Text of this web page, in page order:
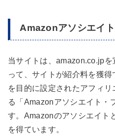
Amazonアソシエイ
当サイトは、amazon.co.jp
って、サイトが紹介料を獲
を目的に設定されたアフィ
る「Amazonアソシエイト・
す。Amazonのアソシエイト
を得ています。